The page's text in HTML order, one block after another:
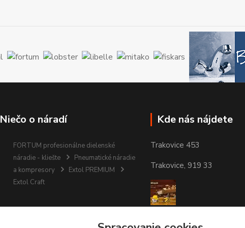
Niečo o náradí
FORTUM profesionálne dielenské
náradie - kliešte
Pneumatické náradie
a kompresory
Extol PREMIUM
Extol Craft
Kde nás nájdete
Trakovice 453
Trakovice, 919 33